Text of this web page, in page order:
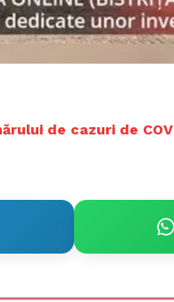
de cazuri de